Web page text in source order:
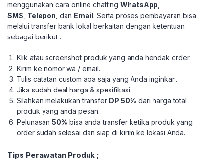
menggunakan cara online chatting WhatsApp
SMS Telepon , dan Email. Serta proses pembayaran bisa
melalui transfer bank lokal berkaitan dengan ketentuan
sebagai berikut :
Klik atau screenshot produk yang anda hendak order.
Kirim ke nomor wa / email.
Tulis catatan custom apa saja yang Anda inginkan.
Jika sudah deal harga & spesifikasi.
Silahkan melakukan transfer DP 50% dari harga total
produk yang anda pesan.
Pelunasan50% bisa anda transfer ketika produk yang
order sudah selesai dan siap di kirim ke lokasi Anda.
Tips Perawatan Produk ;